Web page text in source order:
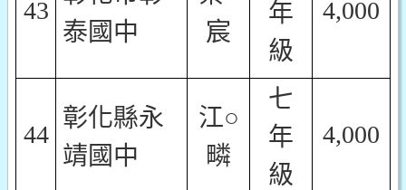
43
泰國中
宸
年
級
4,000
44
彰化縣永
靖國中
江○
疄
七
年
級
4,000